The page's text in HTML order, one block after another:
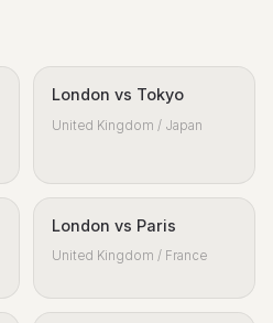
London vs Tokyo
United Kingdom / Japan
London vs Paris
United Kingdom / France